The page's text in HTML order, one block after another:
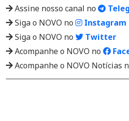
Assine nosso canal no
Siga o NOVO no
Instagram
Siga o NOVO no
Twitter
Acompanhe o NOVO no
Acompanhe o NOVO Notícias